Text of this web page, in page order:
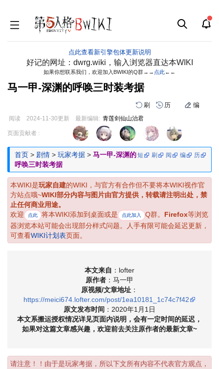
点此查看新引擎包体更新说明
好记的网址：dwrg.wiki，输入浏览器直达本WIKI
如果你想联系我们，欢迎加入BWIKI的Q群→→ 点此←←
马一甲-深渊的呼唤三时装考据
刷 历 编
阅读 2024-11-30更新 最新编辑: 青莲剑仙山治君
跳
导
跳
搜
页面贡献者 :
首页 > 剧情 > 玩家考据 > 马一甲-深渊的
呼唤三时装考据
短 刷 阅 编 历
本WIKI是玩家自建的WIKI，与官方有合作但不要将本WIKI视作官
方站点哦~WIKI部分内容与图片由官方提供，转载请注明出处，禁
止任何商业用途。
欢迎
点此 将本WIKI添加到桌面或是 点此加入 Q群。 Firefox等浏览
器浏览本站可能会出现部分样式问题。人手有限可能会延迟更新，
可查看WIKI计划表页面。
本文来自 ：lofter
原作者 ：马一甲
原视频/文章地址 ：
https://meici674.lofter.com/post/1ea10181_1c74c7f42
原文发布时间 ：2020年1月1日
本文系搬运授权情况详见页面内说明 ，会有一定时间的延迟，
如果对这篇文章感兴趣，欢迎前去关注原作者的最新文章~
请注意！！由于是玩家考据，所以下文所有内容不代表官方观点，